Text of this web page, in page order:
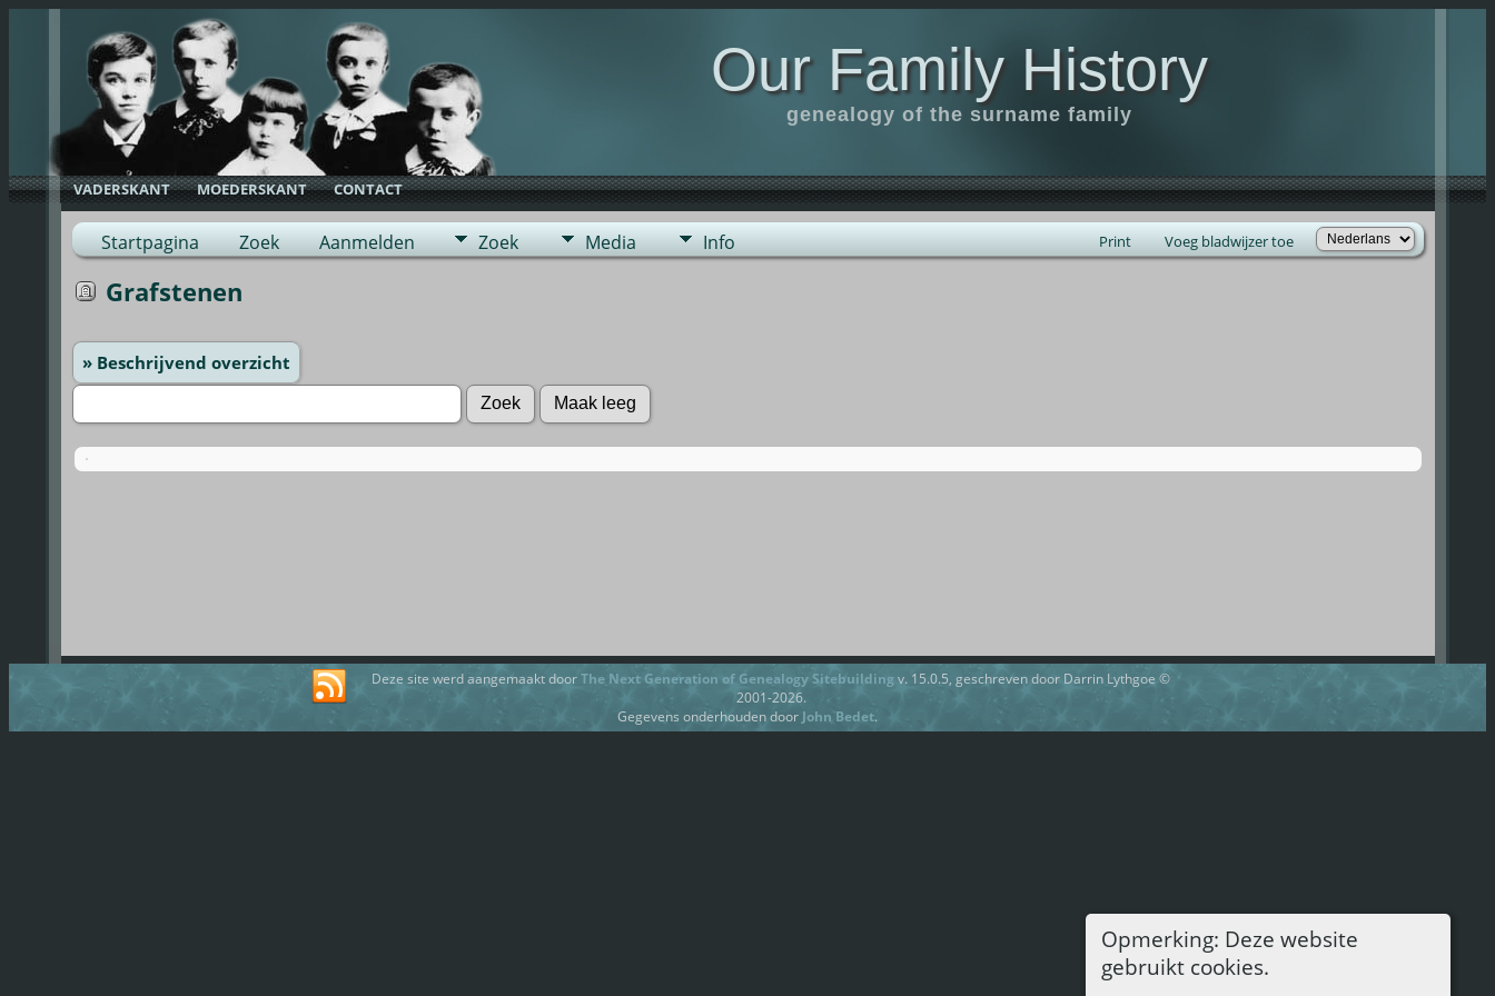
Our Family History
genealogy of the surname family
VADERSKANT MOEDERSKANT CONTACT
Startpagina Zoek Aanmelden Zoek Media Info Print Voeg bladwijzer toe
Opmerking: Deze website
gebruikt cookies.
Grafstenen
» Beschrijvend overzicht
Deze site werd aangemaakt doorThe Next Generation of Genealogy Sitebuildingv. 15.0.5, geschreven door Darrin Lythgoe ©
2001-2026.
Gegevens onderhouden door John Bedet.